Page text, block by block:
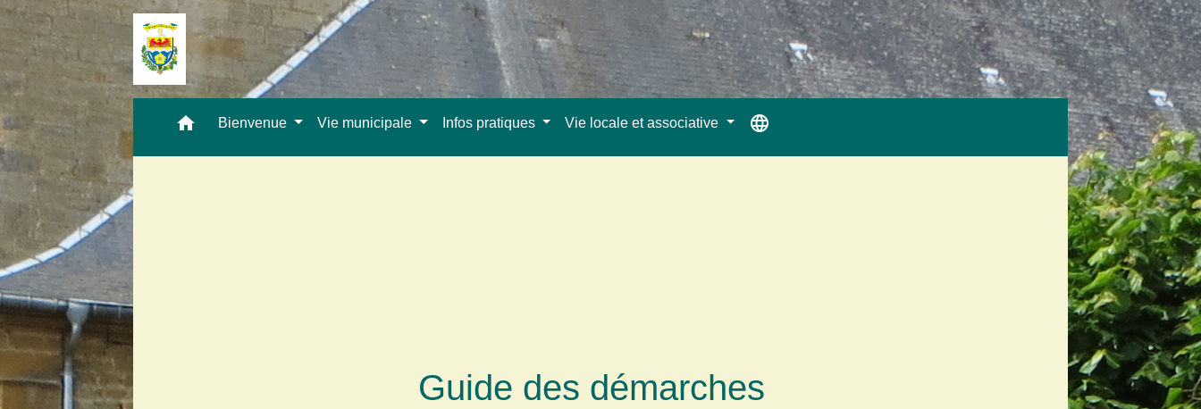
home Bienvenue Vie municipale Infos pratiques Vie locale et associative language
Guide des démarches